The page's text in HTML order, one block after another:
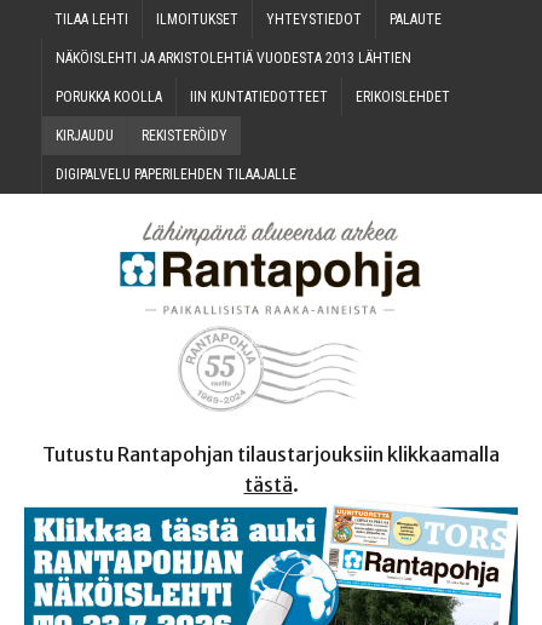
TILAA LEH­TI ILMOI­TUK­SET YHTEYS­TIE­DOT PALAU­TE
NÄKÖIS­LEH­TI JA ARKIS­TO­LEH­TIÄ VUO­DES­TA 2013 LÄHTIEN
PORUK­KA KOOLLA IIN KUN­TA­TIE­DOT­TEET ERI­KOIS­LEH­DET
KIR­JAU­DU REKIS­TE­RÖI­DY
DIGI­PAL­VE­LU PAPE­RI­LEH­DEN TILAAJALLE
Tutustu Rantapohjan tilaustarjouksiin klikkaamalla
tästä.